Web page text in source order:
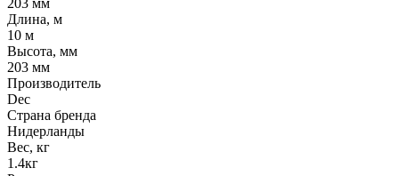
203 мм
Длина, м
10 м
Высота, мм
203 мм
Производитель
Dec
Страна бренда
Нидерланды
Вес, кг
1.4кг